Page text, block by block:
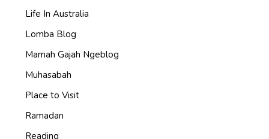
Life In Australia
Lomba Blog
Mamah Gajah Ngeblog
Muhasabah
Place to Visit
Ramadan
Reading